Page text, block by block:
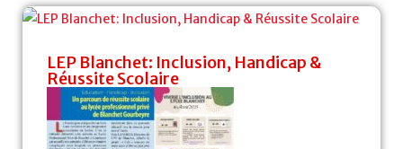
LEP Blanchet: Inclusion, Handicap &
Réussite Scolaire